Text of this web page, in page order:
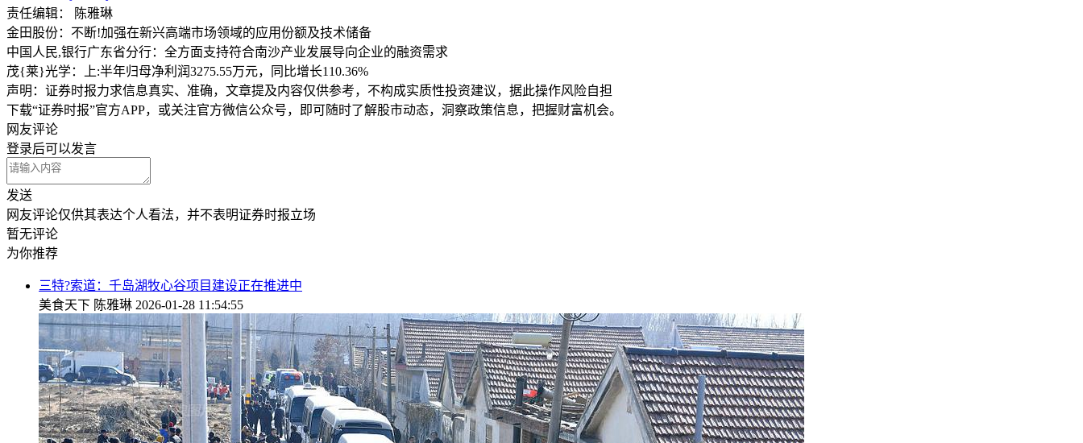
责任编辑： 陈雅琳
金田股份：不断!加强在新兴高端市场领域的应用份额及技术储备
中国人民,银行广东省分行：全方面支持符合南沙产业发展导向企业的融资需求
茂{莱}光学：上:半年归母净利润3275.55万元，同比增长110.36%
声明：证券时报力求信息真实、准确，文章提及内容仅供参考，不构成实质性投资建议，据此操作风险自担
下载“证券时报”官方APP，或关注官方微信公众号，即可随时了解股市动态，洞察政策信息，把握财富机会。
网友评论
登录后可以发言
发送
网友评论仅供其表达个人看法，并不表明证券时报立场
暂无评论
为你推荐
三特?索道：千岛湖牧心谷项目建设正在推进中
美食天下 陈雅琳 2026-01-28 11:54:55